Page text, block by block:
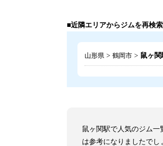
■近隣エリアからジムを再検索
山形県 > 鶴岡市 > 鼠ヶ関
鼠ヶ関駅で人気のジム
は参考になりましたでし